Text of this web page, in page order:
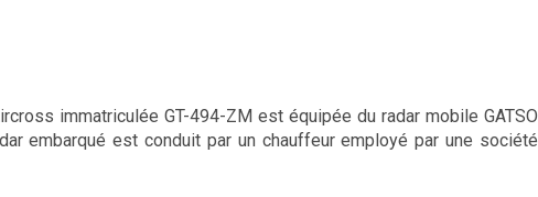
immatriculée GT-494-ZM est équipée du radar mobile GATSO
embarqué est conduit par un chauffeur employé par une société